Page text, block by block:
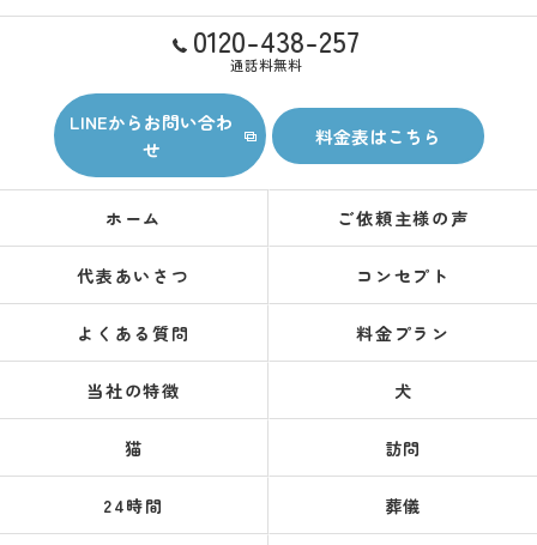
0120-438-257
通話料無料
LINEからお問い合わ
せ
料金表はこちら
ホーム ご依頼主様の声
代表あいさつ コンセプト
よくある質問 料金プラン
当社の特徴 犬
猫 訪問
24時間 葬儀